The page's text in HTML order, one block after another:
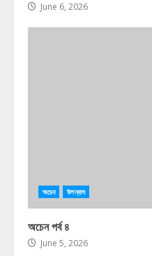
June 6, 2026
অচেন উপন্যাস
অচেন পর্ব ৪
June 5, 2026